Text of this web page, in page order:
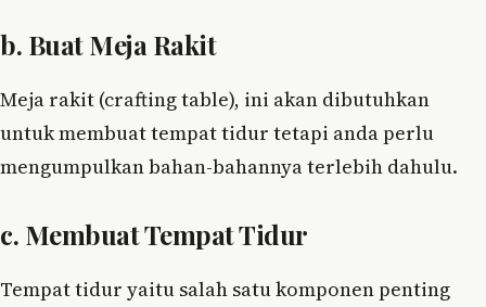
b. Buat Meja Rakit
Meja rakit (crafting table), ini akan dibutuhkan
untuk membuat tempat tidur tetapi anda perlu
mengumpulkan bahan-bahannya terlebih dahulu.
c. Membuat Tempat Tidur
Tempat tidur yaitu salah satu komponen penting